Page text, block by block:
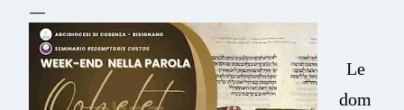
Le
dom